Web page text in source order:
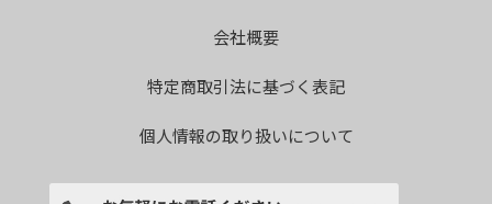
会社概要
特定商取引法に基づく表記
個人情報の取り扱いについて